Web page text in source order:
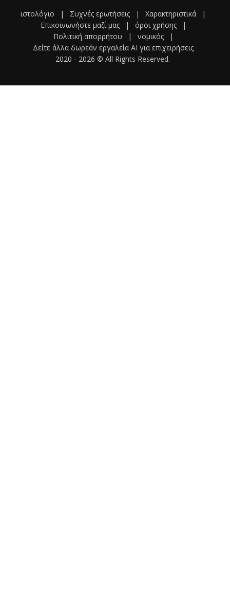
ιστολόγιο | Συχνές ερωτήσεις | Χαρακτηριστικά
|
Επικοινωνήστε μαζί μας
| όροι χρήσης
|
Πολιτική απορρήτου
| νομικός
|
Δείτε άλλα δωρεάν εργαλεία AI για επιχειρήσεις
2020 - 2026 © All Rights Reserved.